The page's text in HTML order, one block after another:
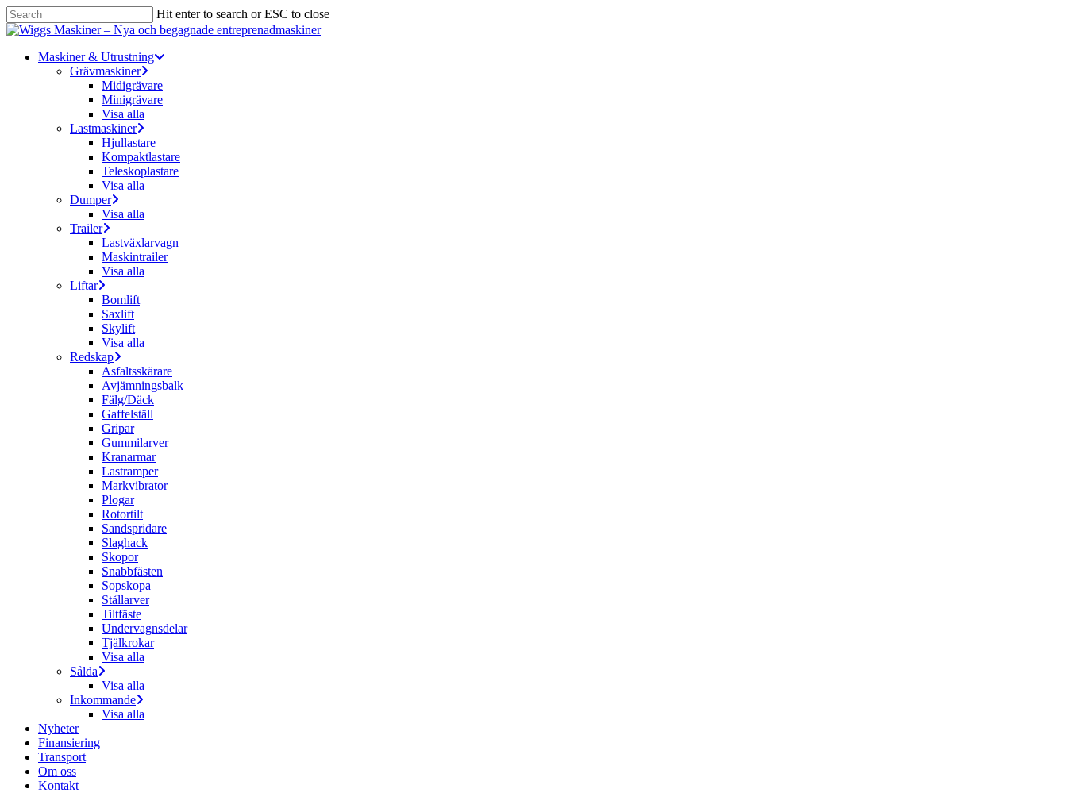
Skip
to
content
Hit enter to search or ESC to close
Close
Menu
Maskiner & Utrustning
Grävmaskiner
Midigrävare
Minigrävare
Visa alla
Lastmaskiner
Hjullastare
Kompaktlastare
Teleskoplastare
Visa alla
Dumper
Visa alla
Trailer
Lastväxlarvagn
Maskintrailer
Visa alla
Liftar
Bomlift
Saxlift
Skylift
Visa alla
Redskap
Asfaltsskärare
Avjämningsbalk
Fälg/Däck
Gaffelställ
Gripar
Gummilarver
Kranarmar
Lastramper
Markvibrator
Plogar
Rotortilt
Sandspridare
Slaghack
Skopor
Snabbfästen
Sopskopa
Stållarver
Tiltfäste
Undervagnsdelar
Tjälkrokar
Visa alla
Sålda
Visa alla
Inkommande
Visa alla
Nyheter
Finansiering
Transport
Om oss
Kontakt